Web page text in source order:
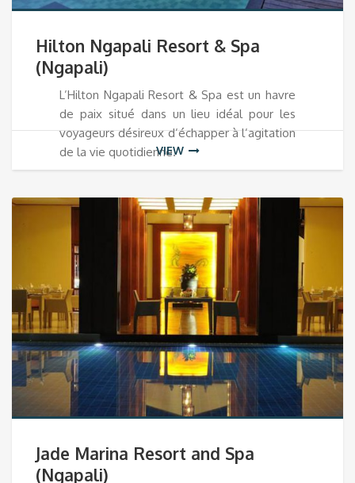
Hilton Ngapali Resort & Spa
(Ngapali)
L’Hilton Ngapali Resort & Spa est un havre
de paix situé dans un lieu idéal pour les
voyageurs désireux d’échapper à l’agitation
de la vie quotidienne.
VIEW
Jade Marina Resort and Spa
(Ngapali)